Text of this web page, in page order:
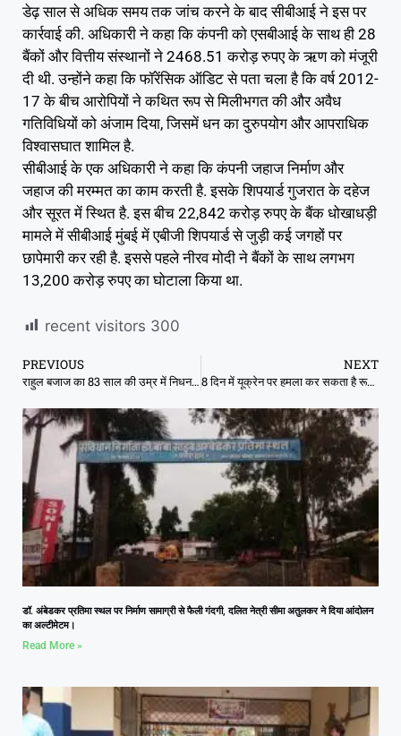
डेढ़ साल से अधिक समय तक जांच करने के बाद सीबीआई ने इस पर
कार्रवाई की. अधिकारी ने कहा कि कंपनी को एसबीआई के साथ ही 28
बैंकों और वित्तीय संस्थानों ने 2468.51 करोड़ रुपए के ऋण को मंजूरी
दी थी. उन्होंने कहा कि फॉरेंसिक ऑडिट से पता चला है कि वर्ष 2012-
17 के बीच आरोपियों ने कथित रूप से मिलीभगत की और अवैध
गतिविधियों को अंजाम दिया, जिसमें धन का दुरुपयोग और आपराधिक
विश्वासघात शामिल है.
सीबीआई के एक अधिकारी ने कहा कि कंपनी जहाज निर्माण और
जहाज की मरम्मत का काम करती है. इसके शिपयार्ड गुजरात के दहेज
और सूरत में स्थित है. इस बीच 22,842 करोड़ रुपए के बैंक धोखाधड़ी
मामले में सीबीआई मुंबई में एबीजी शिपयार्ड से जुड़ी कई जगहों पर
छापेमारी कर रही है. इससे पहले नीरव मोदी ने बैंकों के साथ लगभग
13,200 करोड़ रुपए का घोटाला किया था.
recent visitors 300
PREVIOUS
राहुल बजाज का 83 साल की उम्र में निधन, जिनकी लीडरशिप में घर-घर तक पहुंचा था ‘हमारा बजाज’
NEXT
8 दिन में यूक्रेन पर हमला कर सकता है रूस:सेना ने तीन तरफ से बॉर्डर घेरा
डॉ. अंबेडकर प्रतिमा स्थल पर निर्माण सामाग्री से फैली गंदगी, दलित नेत्री सीमा अतुलकर ने दिया आंदोलन
का अल्टीमेटम।
Read More »